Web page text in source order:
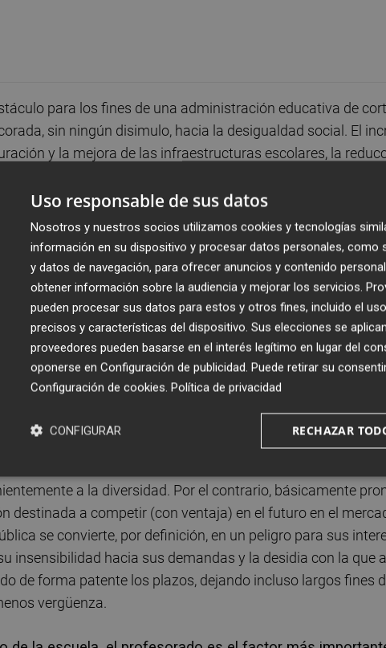
para los fines de una administración educativa de
sin ningún disimulo, hacia la desigualdad social. El
y la mejora de las infraestructuras escolares, la
del profesorado chocan frontalmente con el fomento
aprendizaje mediante la promoción de centros que
de sus familias. Se asume que el conocimiento y, por
universal de la ciudadanía sino el privilegio ontológico
plantillas docentes y las largas demoras en las
que sirven de ejemplos paradigmáticos de cómo se
sin mucha repercusión mediática) el sistema educativo
y secundaria.
súbita con toda su intensidad y extensión en la actual
institutos públicos. Ante este conflicto, los actuales
forma coherente con sus principios ideológicos. El desaire
se fundamenta en metas disociadas de la solidaridad
y el desarrollo humano, impidiendo con ello que sus
a la diversidad. Por el contrario, básicamente
destinada a competir (con ventaja) en el futuro en el
se convierte, por definición, en un peligro para sus
insensibilidad hacia sus demandas y la desidia con la que
de forma patente los plazos, dejando incluso largos fines
vergüenza.
Uso responsable de sus datos
Nosotros y nuestros socios utilizamos cookies y tecnologías
información en su dispositivo y procesar datos personales, como
y datos de navegación, para ofrecer anuncios y contenido
obtener información sobre la audiencia y mejorar los servicios.
pueden procesar sus datos para estos y otros fines, incluido el
precisos y características del dispositivo. Sus elecciones se
proveedores pueden basarse en el interés legítimo en lugar del
oponerse en Configuración de publicidad. Puede retirar su
Configuración de cookies. Política de privacidad
RECHAZAR
CONFIGURAR